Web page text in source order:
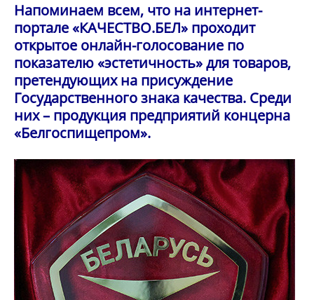
Напоминаем всем, что на интернет-
портале «КАЧЕСТВО.БЕЛ» проходит
открытое онлайн-голосование по
показателю «эстетичность» для товаров,
претендующих на присуждение
Государственного знака качества. Среди
них – продукция предприятий концерна
«Белгоспищепром».